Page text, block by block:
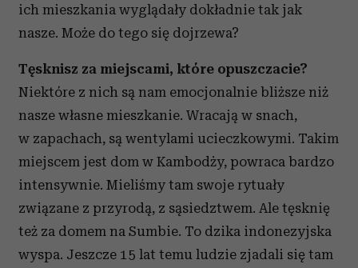
ich mieszkania wyglądały dokładnie tak jak
nasze. Może do tego się dojrzewa?
Tęsknisz za miejscami, które opuszczacie?
Niektóre z nich są nam emocjonalnie bliższe niż
nasze własne mieszkanie. Wracają w snach,
w zapachach, są wentylami ucieczkowymi. Takim
miejscem jest dom w Kambodży, powraca bardzo
intensywnie. Mieliśmy tam swoje rytuały
związane z przyrodą, z sąsiedztwem. Ale tęsknię
też za domem na Sumbie. To dzika indonezyjska
wyspa. Jeszcze 15 lat temu ludzie zjadali się tam